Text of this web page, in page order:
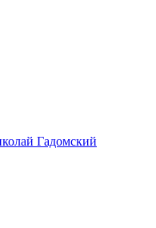
Гадомский